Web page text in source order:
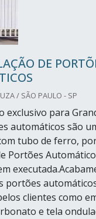
DE
/ SÃO PAULO - SP
exclusivo para
automáticos são
tubo de ferro,
Portões
portões
clientes como
e tela